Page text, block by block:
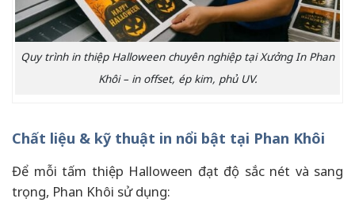
Quy trình in thiệp Halloween chuyên nghiệp tại Xưởng In Phan
Khôi – in offset, ép kim, phủ UV.
Chất liệu & kỹ thuật in nổi bật tại Phan Khôi
Để mỗi tấm thiệp Halloween đạt độ sắc nét và sang
trọng, Phan Khôi sử dụng: